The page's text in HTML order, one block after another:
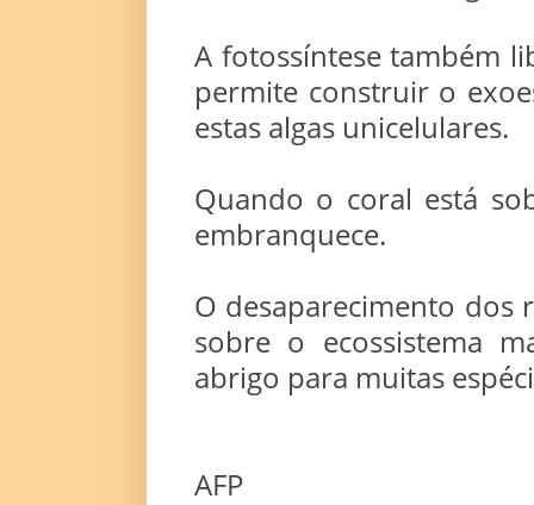
A fotossíntese também
permite construir o
estas algas unicelulares.
Quando o coral está
embranquece.
O desaparecimento dos
sobre o ecossistema
abrigo para muitas
AFP